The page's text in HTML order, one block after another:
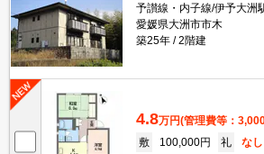
予讃線・内子線/伊予大
愛媛県大洲市市木
築25年
2階建
4.8万円(管理費等：
敷
100,000円 礼
なし